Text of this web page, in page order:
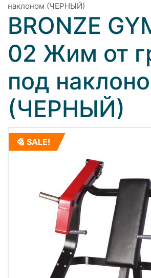
наклоном (ЧЕРНЫЙ)
BRONZE
02 Жим от
под
(ЧЕРНЫЙ)
SALE!